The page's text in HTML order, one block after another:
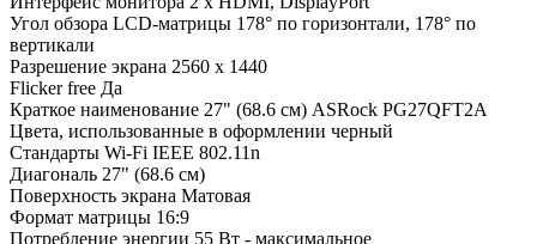
Угол обзора LCD-матрицы 178° по горизонтали, 178° по
вертикали
Разрешение экрана 2560 x 1440
Flicker free Да
Краткое наименование 27" (68.6 см) ASRock PG27QFT2A
Цвета, использованные в оформлении черный
Стандарты Wi-Fi IEEE 802.11n
Диагональ 27" (68.6 см)
Поверхность экрана Матовая
Формат матрицы 16:9
Потребление энергии 55 Вт - максимальное